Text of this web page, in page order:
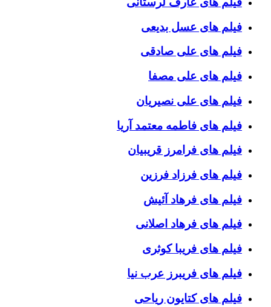
فیلم های عسل بدیعی
فیلم های علی صادقی
فیلم های علی مصفا
فیلم های علی نصیریان
فیلم های فاطمه معتمد آریا
فیلم های فرامرز قریبیان
فیلم های فرزاد فرزین
فیلم های فرهاد آئیش
فیلم های فرهاد اصلانی
فیلم های فریبا کوثری
فیلم های فریبرز عرب نیا
فیلم های کتایون ریاحی